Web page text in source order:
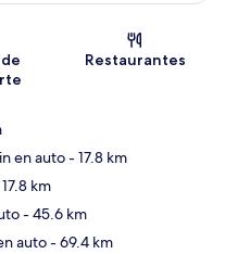
del mapa
Restaurantes
en auto- 17.8 km
km
- 45.6 km
auto- 69.4 km